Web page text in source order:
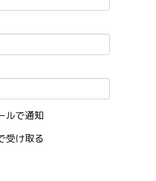
ルで通知
受け取る